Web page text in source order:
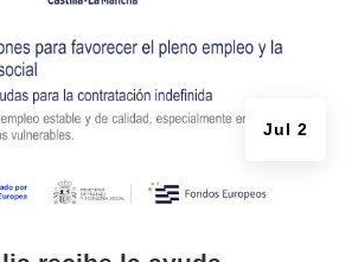
Jul 2